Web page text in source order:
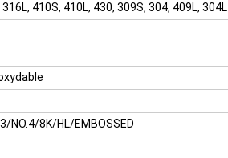
410S, 410L, 430, 309S, 304, 409L, 304L
NO.4/8K/HL/EMBOSSED